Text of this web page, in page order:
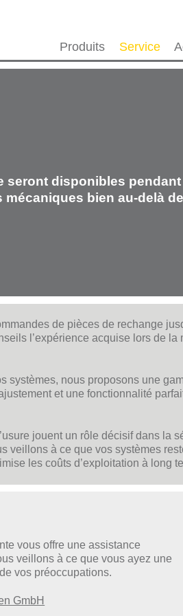
Produits Service
disponibles
bien au-delà
de pièces de rechange
l’expérience acquise lors de
nous proposons une
et une fonctionnalité
jouent un rôle décisif dans la
à ce que vos systèmes
les coûts d’exploitation à long
vous offre une assistance
veillons à ce que vous ayez une
vos préoccupations.
GmbH